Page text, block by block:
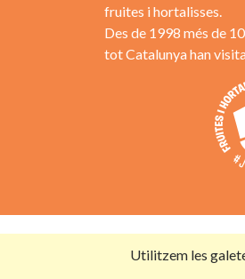
Utilitzem les
fruites i hortalisses.
Des de 1998 més de
tot Catalunya han